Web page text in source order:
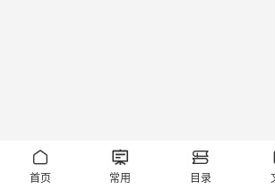

首页

常用

目录